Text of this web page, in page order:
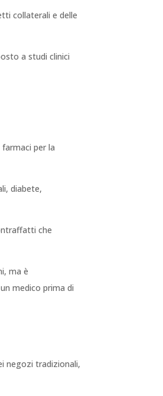
collaterali e delle
a studi clinici
per la
diabete,
che
ma è
medico prima di
negozi tradizionali,